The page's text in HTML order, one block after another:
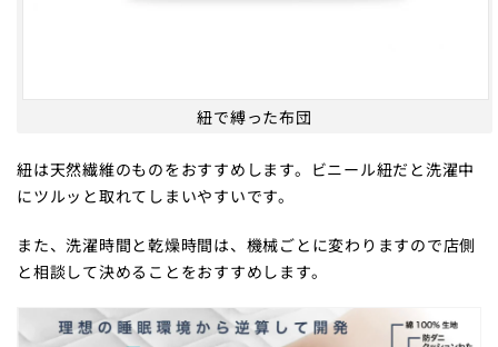
紐で縛った布団
紐は天然繊維のものをおすすめします。ビニール紐だと洗濯中
にツルッと取れてしまいやすいです。
また、洗濯時間と乾燥時間は、機械ごとに変わりますので店側
と相談して決めることをおすすめします。